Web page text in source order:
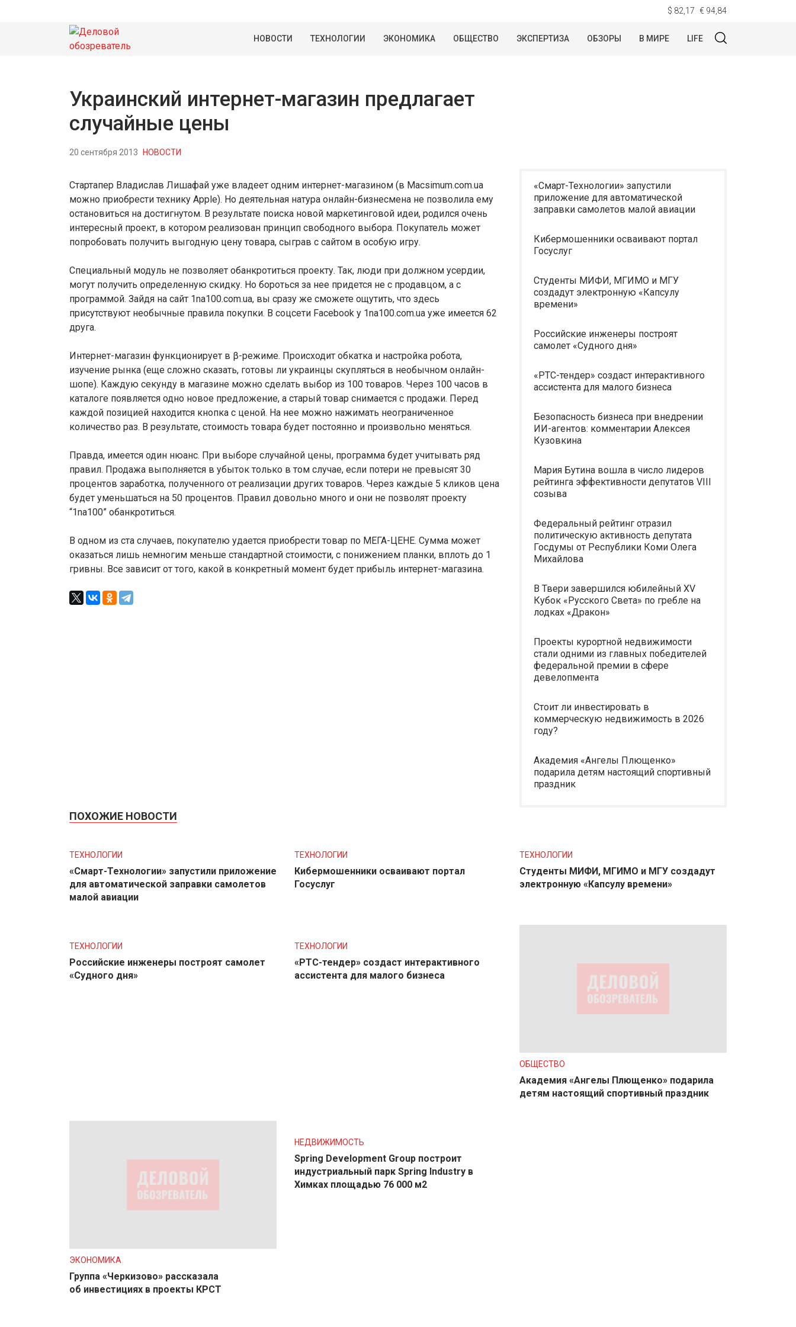
$ 82,17 € 94,84
НОВОСТИ ТЕХНОЛОГИИ ЭКОНОМИКА ОБЩЕСТВО ЭКСПЕРТИЗА ОБЗОРЫ В МИРЕ LIFE
Украинский интернет-магазин предлагает
случайные цены
20 сентября 2013 НОВОСТИ
Стартапер Владислав Лишафай уже владеет одним интернет-магазином (в Macsimum.com.ua
можно приобрести технику Apple). Но деятельная натура онлайн-бизнесмена не позволила ему
остановиться на достигнутом. В результате поиска новой маркетинговой идеи, родился очень
интересный проект, в котором реализован принцип свободного выбора. Покупатель может
попробовать получить выгодную цену товара, сыграв с сайтом в особую игру.
Специальный модуль не позволяет обанкротиться проекту. Так, люди при должном усердии,
могут получить определенную скидку. Но бороться за нее придется не с продавцом, а с
программой. Зайдя на сайт 1na100.com.ua, вы сразу же сможете ощутить, что здесь
присутствуют необычные правила покупки. В соцсети Facebook у 1na100.com.ua уже имеется 62
друга.
Интернет-магазин функционирует в β-режиме. Происходит обкатка и настройка робота,
изучение рынка (еще сложно сказать, готовы ли украинцы скупляться в необычном онлайн-
шопе). Каждую секунду в магазине можно сделать выбор из 100 товаров. Через 100 часов в
каталоге появляется одно новое предложение, а старый товар снимается с продажи. Перед
каждой позицией находится кнопка с ценой. На нее можно нажимать неограниченное
количество раз. В результате, стоимость товара будет постоянно и произвольно меняться.
Правда, имеется один нюанс. При выборе случайной цены, программа будет учитывать ряд
правил. Продажа выполняется в убыток только в том случае, если потери не превысят 30
процентов заработка, полученного от реализации других товаров. Через каждые 5 кликов цена
будет уменьшаться на 50 процентов. Правил довольно много и они не позволят проекту
“1na100” обанкротиться.
В одном из ста случаев, покупателю удается приобрести товар по МЕГА-ЦЕНЕ. Сумма может
оказаться лишь немногим меньше стандартной стоимости, с понижением планки, вплоть до 1
гривны. Все зависит от того, какой в конкретный момент будет прибыль интернет-магазина.
«Смарт-Технологии» запустили
приложение для автоматической
заправки самолетов малой авиации
Кибермошенники осваивают портал
Госуслуг
Студенты МИФИ, МГИМО и МГУ
создадут электронную «Капсулу
времени»
Российские инженеры построят
самолет «Судного дня»
«РТС-тендер» создаст интерактивного
ассистента для малого бизнеса
Безопасность бизнеса при внедрении
ИИ-агентов: комментарии Алексея
Кузовкина
Мария Бутина вошла в число лидеров
рейтинга эффективности депутатов VIII
созыва
Федеральный рейтинг отразил
политическую активность депутата
Госдумы от Республики Коми Олега
Михайлова
В Твери завершился юбилейный XV
Кубок «Русского Света» по гребле на
лодках «Дракон»
Проекты курортной недвижимости
стали одними из главных победителей
федеральной премии в сфере
девелопмента
Стоит ли инвестировать в
коммерческую недвижимость в 2026
году?
Академия «Ангелы Плющенко»
подарила детям настоящий спортивный
праздник
ПОХОЖИЕ НОВОСТИ
ТЕХНОЛОГИИ
«Смарт-Технологии» запустили приложение
для автоматической заправки самолетов
малой авиации
ТЕХНОЛОГИИ
Кибермошенники осваивают портал
Госуслуг
ТЕХНОЛОГИИ
Студенты МИФИ, МГИМО и МГУ создадут
электронную «Капсулу времени»
ТЕХНОЛОГИИ
Российские инженеры построят самолет
«Судного дня»
ТЕХНОЛОГИИ
«РТС-тендер» создаст интерактивного
ассистента для малого бизнеса
ОБЩЕСТВО
Академия «Ангелы Плющенко» подарила
детям настоящий спортивный праздник
ЭКОНОМИКА
Группа «Черкизово» рассказала
об инвестициях в проекты КРСТ
НЕДВИЖИМОСТЬ
Spring Development Group построит
индустриальный парк Spring Industry в
Химках площадью 76 000 м2